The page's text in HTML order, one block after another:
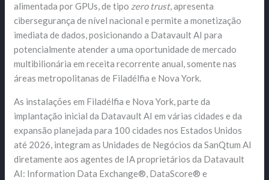
alimentada por GPUs, de tipo zero trust, apresenta
cibersegurança de nível nacional e permite a monetização
imediata de dados, posicionando a Datavault AI para
potencialmente atender a uma oportunidade de mercado
multibilionária em receita recorrente anual, somente nas
áreas metropolitanas de Filadélfia e Nova York.
As instalações em Filadélfia e Nova York, parte da
implantação inicial da Datavault AI em várias cidades e da
expansão planejada para 100 cidades nos Estados Unidos
até 2026, integram as Unidades de Negócios da SanQtum AI
diretamente aos agentes de IA proprietários da Datavault
AI: Information Data Exchange®, DataScore® e